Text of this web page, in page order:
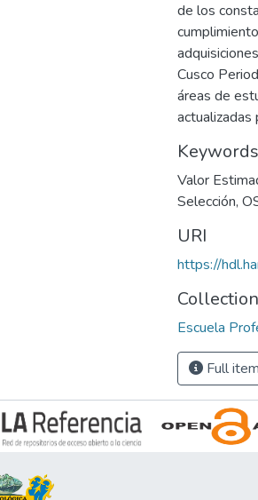
de los
Cusco
áreas de
actualizadas
Keywords
Valor
Selección,
URI
https://
Escuela
Full